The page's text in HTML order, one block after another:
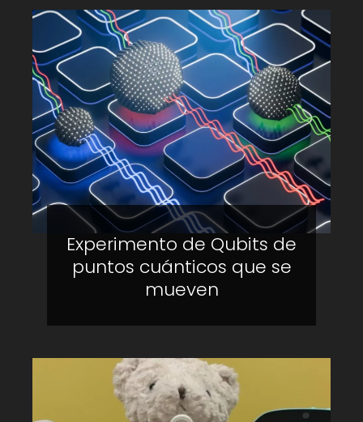
Experimento de Qubits de
puntos cuánticos que se
mueven